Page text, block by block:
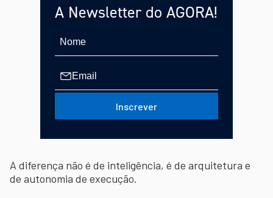
A Newsletter do AGORA!
Inscrever
A diferença não é de inteligência, é de arquitetura e
de autonomia de execução.